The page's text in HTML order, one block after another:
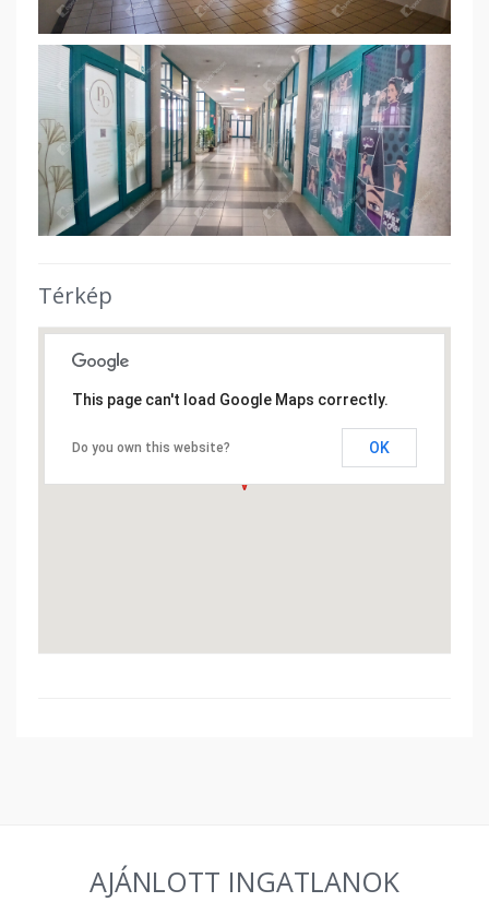
Térkép
This page can't load Google Maps correctly.
Do you own this website? OK
AJÁNLOTT INGATLANOK